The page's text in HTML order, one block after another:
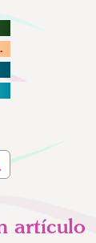
artículo